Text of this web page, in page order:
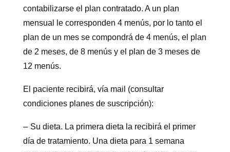
contabilizarse el plan contratado. A un plan
mensual le corresponden 4 menús, por lo tanto el
plan de un mes se compondrá de 4 menús, el plan
de 2 meses, de 8 menús y el plan de 3 meses de
12 menús.
El paciente recibirá, vía mail (consultar
condiciones planes de suscripción):
– Su dieta. La primera dieta la recibirá el primer
día de tratamiento. Una dieta para 1 semana